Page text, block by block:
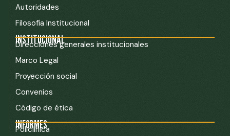
Autoridades
Filosofía Institucional
INSTITUCIONAL
Direcciones generales institucionales
Marco Legal
Proyección social
Convenios
Código de ética
INFORMES
Policlínica